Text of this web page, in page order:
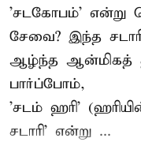
'சடகோபம்' என்று
சேவை? இந்த
ஆழ்ந்த ஆன்மிகத்
பார்ப்போம்,
'சடம் ஹரி'
சடாரி' என்று ...